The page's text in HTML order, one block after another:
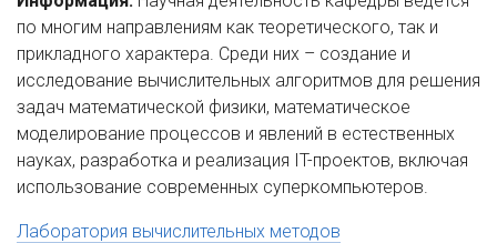
по многим направлениям как теоретического, так и
прикладного характера. Среди них – создание и
исследование вычислительных алгоритмов для решения
задач математической физики, математическое
моделирование процессов и явлений в естественных
науках, разработка и реализация IT-проектов, включая
использование современных суперкомпьютеров.
Лаборатория вычислительных методов